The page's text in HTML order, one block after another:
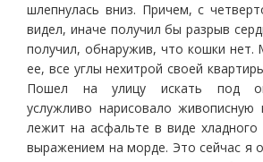
шлепнулась вниз. Причем, с
видел, иначе получил бы разрыв
получил, обнаружив, что кошки нет.
ее, все углы нехитрой своей
Пошел на улицу искать под
услужливо нарисовало
лежит на асфальте в виде хладного
выражением на морде. Это сейчас я